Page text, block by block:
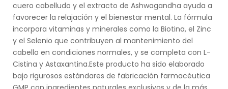
cuero cabelludo y el extracto de Ashwagandha ayuda a
favorecer la relajación y el bienestar mental. La fórmula
incorpora vitaminas y minerales como la Biotina, el Zinc
y el Selenio que contribuyen al mantenimiento del
cabello en condiciones normales, y se completa con L-
Cistina y Astaxantina.Este producto ha sido elaborado
bajo rigurosos estándares de fabricación farmacéutica